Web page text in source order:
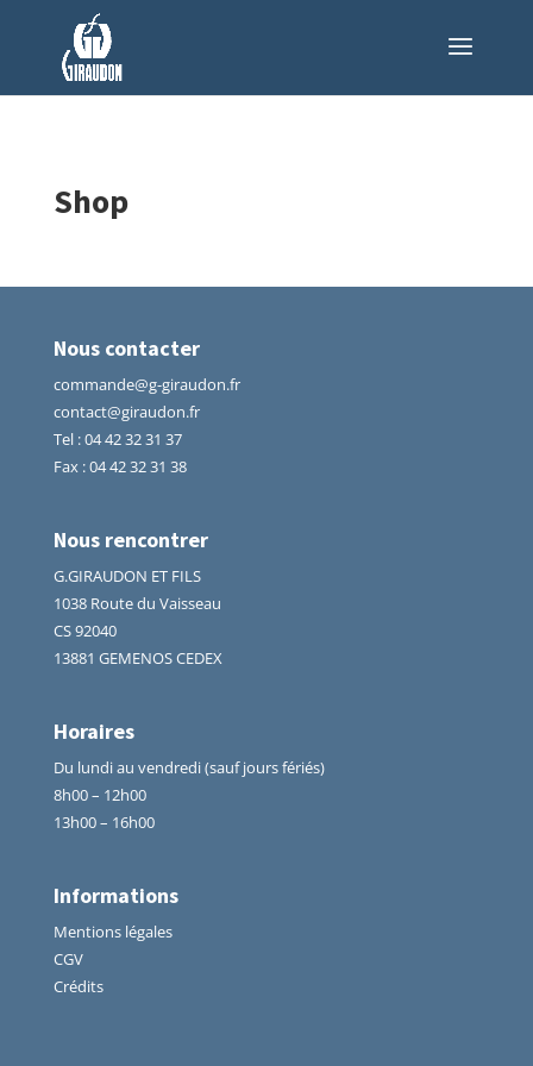
Shop
Nous contacter
commande@g-giraudon.fr
contact@giraudon.fr
Tel :04 42 32 31 37
Fax : 04 42 32 31 38
Nous rencontrer
G.GIRAUDON ET FILS
1038 Route du Vaisseau
CS 92040
13881 GEMENOS CEDEX
Horaires
Du lundi au vendredi (sauf jours fériés)
8h00 – 12h00
13h00 – 16h00
Informations
Mentions légales
CGV
Crédits